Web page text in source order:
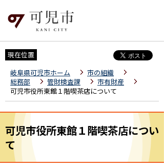
現在位置
岐阜県可児市ホーム
市の組織
総務部
管財検査課
市有財産
可児市役所東館１階喫茶店について
可児市役所東館１階喫茶店につい
て